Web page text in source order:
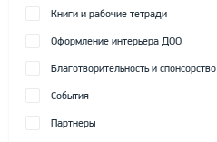
Книги и рабочие тетради
Оформление интерьера ДОО
Благотворительность и спонсорство
События
Партнеры